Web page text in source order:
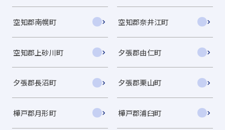
空知郡南幌町 空知郡奈井江町
空知郡上砂川町 夕張郡由仁町
夕張郡長沼町 夕張郡栗山町
樺戸郡月形町 樺戸郡浦臼町